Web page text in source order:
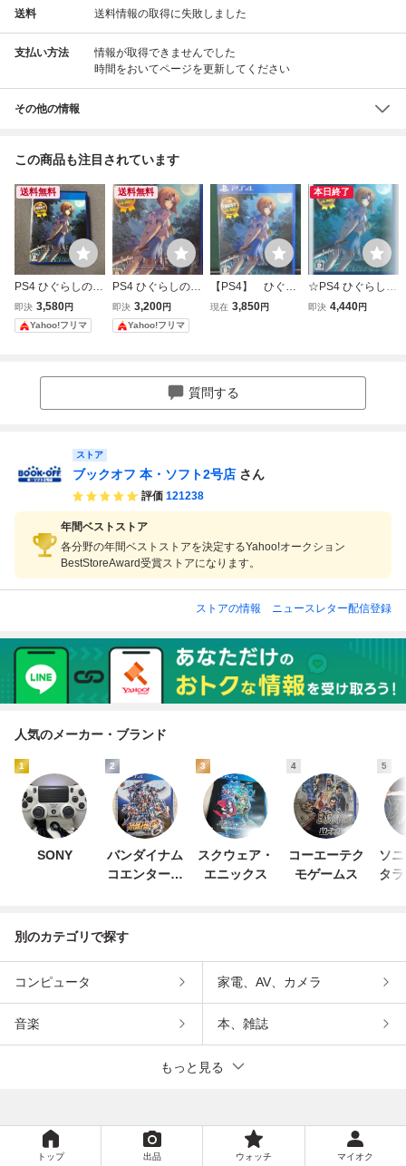
送料 送料情報の取得に失敗しました
支払い方法
情報が取得できませんでした
時間をおいてページを更新してください
その他の情報
この商品も注目されています
送料無料
PS4 ひぐらしのな
く頃に 奉 EG THE
BEST
即決 3,580円
Yahoo!フリマ
送料無料
PS4 ひぐらしのな
く頃に 奉 EG THE
BEST
即決 3,200円
Yahoo!フリマ
【PS4】 ひぐら
しのなく頃に奉 E
現在 3,850円
本日終了
☆PS4 ひぐらしの
なく頃に奉 EG TH
即決 4,440円
質問する
ストア
ブックオフ 本・ソフト2号店 さん
評価 121238
年間ベストストア
各分野の年間ベストストアを決定するYahoo!オークション
BestStoreAward受賞ストアになります。
ストアの情報 ニュースレター配信登録
人気のメーカー・ブランド
1
SONY
2
バンダイナム
コエンターテ
3
スクウェア・
エニックス
4
コーエーテク
モゲームス
5
ソ
タ
別のカテゴリで探す
コンピュータ 家電、AV、カメラ
音楽 本、雑誌
もっと見る
トップ 出品 ウォッチ マイオク